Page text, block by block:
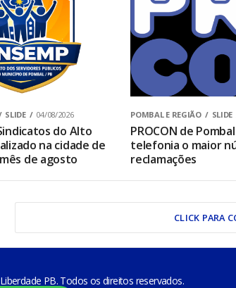
SLIDE 04/08/2026
do Alto
na cidade de
de agosto
POMBAL E REGIÃO SLIDE
PROCON de
telefonia o maior
reclamações
CLICK PARA
PB. Todos os direitos reservados.